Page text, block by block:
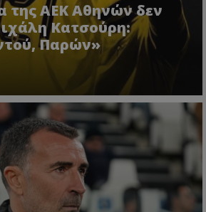
της ΑΕΚ Αθηνών δεν
Κατσούρη:
Παρών»